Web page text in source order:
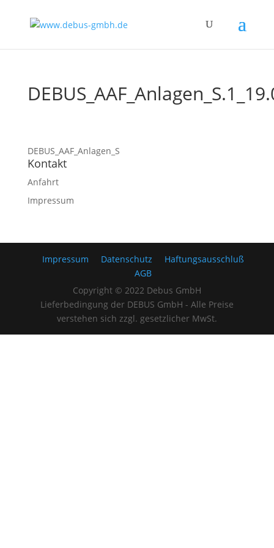
DEBUS_AAF_Anlagen_S
Kontakt
Anfahrt
Impressum
Impressum Datenschutz
Haftungsausschluß
AGB
Copyright © 2022 Debus GmbH
Lieferbedingung der DEBUS GmbH - Alle Preise
verstehen sich zzgl. gesetzlicher MwSt.